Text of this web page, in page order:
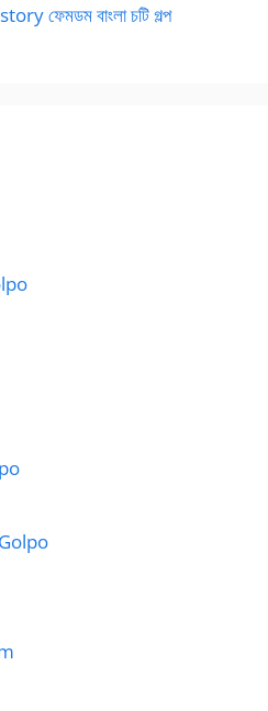
ফেমডম বাংলা চটি গল্প